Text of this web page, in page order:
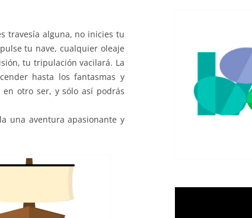
CÓMO CREAR 1.000.000 DE
NUEVOS EMPRENDEDORES EN TU
PAÍS
GESTIÓN DEL CONOCIMIENTO EN
travesía alguna, no inicies tu
tu nave, cualquier oleaje
tu tripulación vacilará. La
hasta los fantasmas y
otro ser, y sólo así podrás
una aventura apasionante y